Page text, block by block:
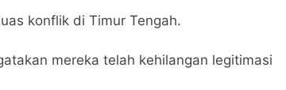
konflik di Timur Tengah.
mereka telah kehilangan legitimasi